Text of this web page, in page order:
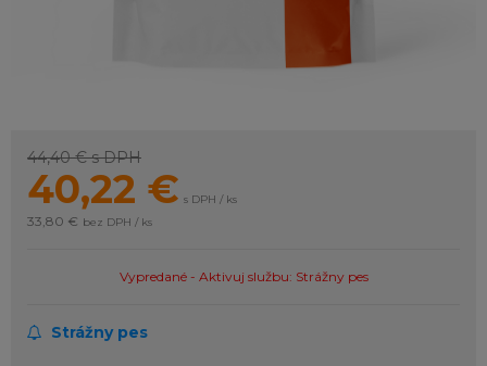
44,40 €s DPH
40,22 € s DPH / ks
33,80 € bez DPH / ks
Vypredané - Aktivuj službu: Strážny pes
Strážny pes